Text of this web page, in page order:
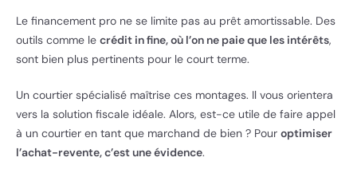
Le financement pro ne se limite pas au prêt amortissable. Des
outils comme le crédit in fine, où l’on ne paie que les intérêts,
sont bien plus pertinents pour le court terme.
Un courtier spécialisé maîtrise ces montages. Il vous orientera
vers la solution fiscale idéale. Alors, est-ce utile de faire appel
à un courtier en tant que marchand de bien ? Pour optimiser
l’achat-revente, c’est une évidence.